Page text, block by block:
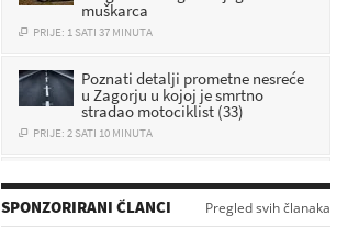
Poznati detalji prometne nesreće
stradao motociklist (33)
PRIJE: 2 SATI 10 MINUTA
Jurio i do 280 km/h po zagorskim
PRIJE: 27 MINUTA
SPONZORIRANI ČLANCI Pregled svih članaka